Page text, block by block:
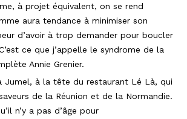
à projet équivalent, on se rend
aura tendance à minimiser son
d’avoir à trop demander pour boucler
ce que j’appelle le syndrome de la
Annie Grenier.
Jumel, à la tête du restaurant Lé Là, qui
de la Réunion et de la Normandie.
n’y a pas d’âge pour